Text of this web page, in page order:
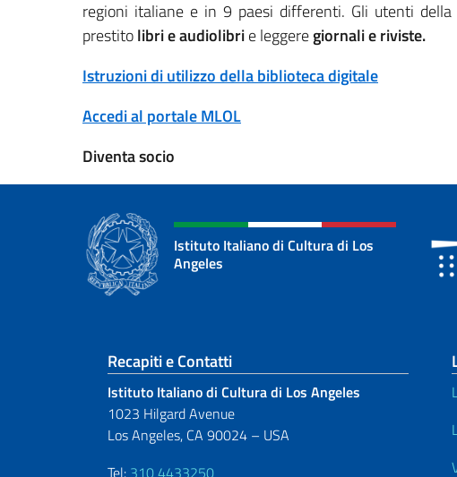
regioni italiane e in 9 paesi differenti. Gli utenti
prestitolibri e audiolibrie leggeregiornali e riviste.
Istruzioni di utilizzo della biblioteca digitale
Accedi al portale MLOL
Diventa socio
Istituto Italiano di Cultura di Los
Angeles
Sezione footer
Recapiti e Contatti
Istituto Italiano di Cultura di Los Angeles
1023 Hilgard Avenue
Los Angeles, CA 90024 – USA
Tel: 310 4433250